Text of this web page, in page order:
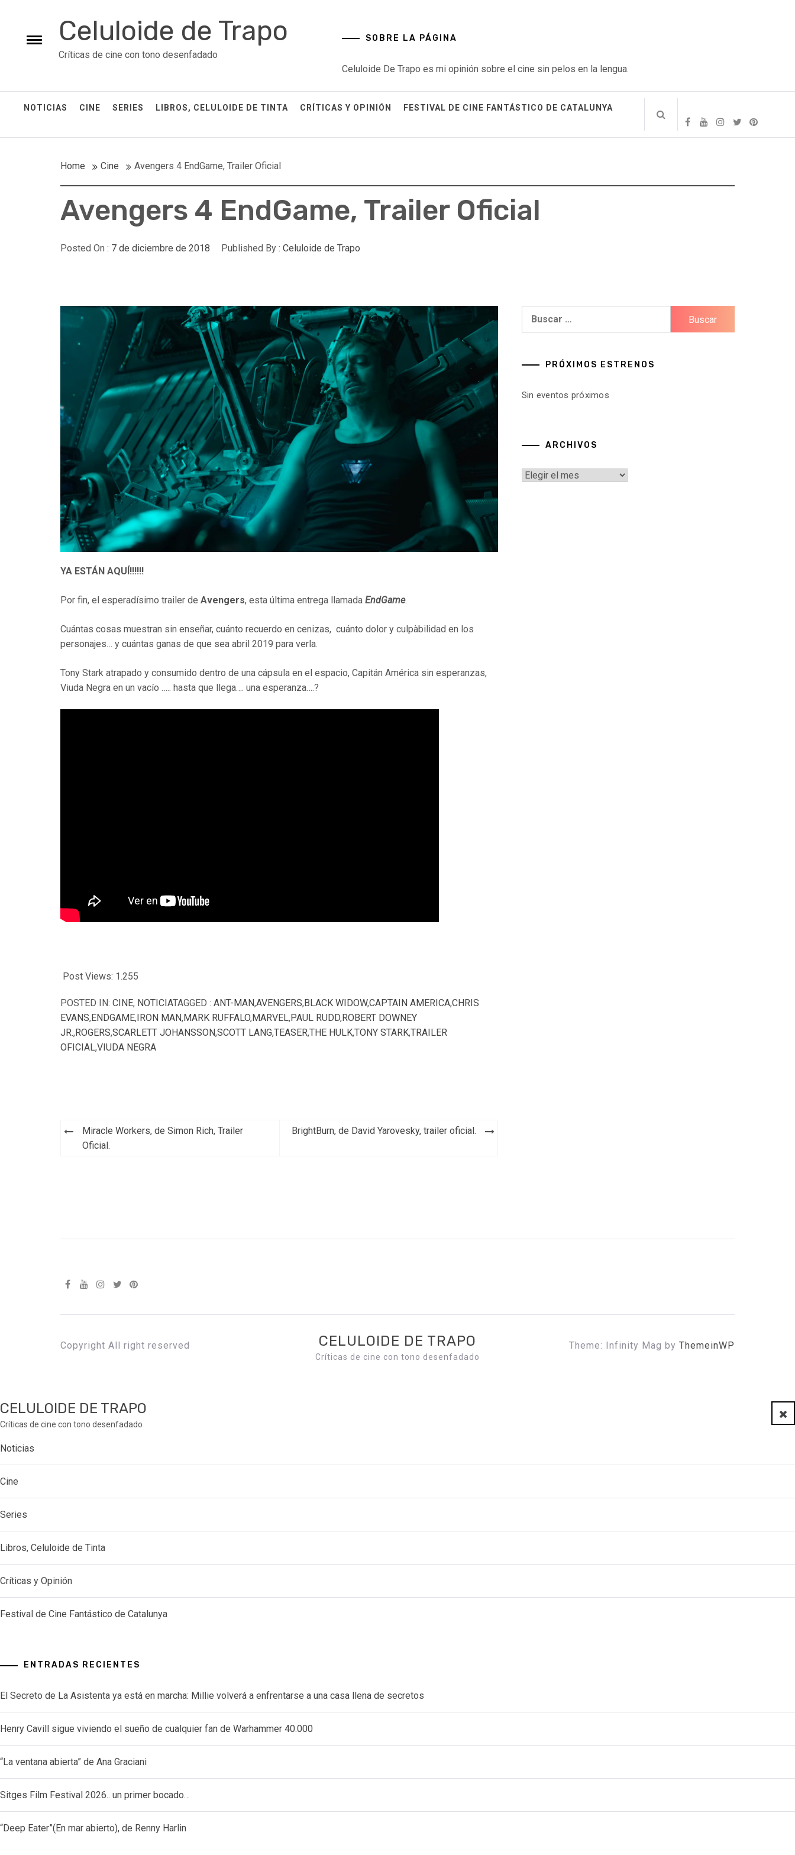
content
Toggle
Celuloide de Trapo
Críticas de cine con tono desenfadado
SOBRE LA PÁGINA
Celuloide De Trapo es mi opinión sobre el cine sin pelos en la lengua.
NOTICIAS CINE SERIES LIBROS, CELULOIDE DE TINTA CRÍTICAS Y OPINIÓN FESTIVAL DE CINE FANTÁSTICO DE CATALUNYA
Home Cine Avengers 4 EndGame, Trailer Oficial
Avengers 4 EndGame, Trailer Oficial
Posted On : 7 de diciembre de 2018 Published By : Celuloide de Trapo
YA ESTÁN AQUÍ!!!!!!
Por fin, el esperadísimo trailer de Avengers, esta última entrega llamada EndGame.
Cuántas cosas muestran sin enseñar, cuánto recuerdo en cenizas, cuánto dolor y culpàbilidad en los
personajes… y cuántas ganas de que sea abril 2019 para verla.
Tony Stark atrapado y consumido dentro de una cápsula en el espacio, Capitán América sin esperanzas,
Viuda Negra en un vacío ….. hasta que llega…. una esperanza….?
Post Views: 1.255
POSTED IN: CINE, NOTICIATAGGED : ANT-MAN,AVENGERS,BLACK WIDOW,CAPTAIN AMERICA,CHRIS
EVANS,ENDGAME, IRON MAN,MARK RUFFALO,MARVEL,PAUL RUDD,ROBERT DOWNEY
JR.,ROGERS,SCARLETT JOHANSSON,SCOTT LANG,TEASER,THE HULK,TONY STARK,TRAILER
OFICIAL,VIUDA NEGRA
Navegación
Miracle Workers, de Simon Rich, Trailer
Oficial.
BrightBurn, de David Yarovesky, trailer oficial.
PRÓXIMOS ESTRENOS
Sin eventos próximos
ARCHIVOS
Archivos
Copyright All right reserved CELULOIDE DE TRAPO
Críticas de cine con tono desenfadado
Theme: Infinity Mag by ThemeinWP
CELULOIDE DE TRAPO
Críticas de cine con tono desenfadado
Noticias
Cine
Series
Libros, Celuloide de Tinta
Críticas y Opinión
Festival de Cine Fantástico de Catalunya
ENTRADAS RECIENTES
El Secreto de La Asistenta ya está en marcha: Millie volverá a enfrentarse a una casa llena de secretos
Henry Cavill sigue viviendo el sueño de cualquier fan de Warhammer 40.000
“La ventana abierta” de Ana Graciani
Sitges Film Festival 2026.. un primer bocado…
“Deep Eater”(En mar abierto), de Renny Harlin